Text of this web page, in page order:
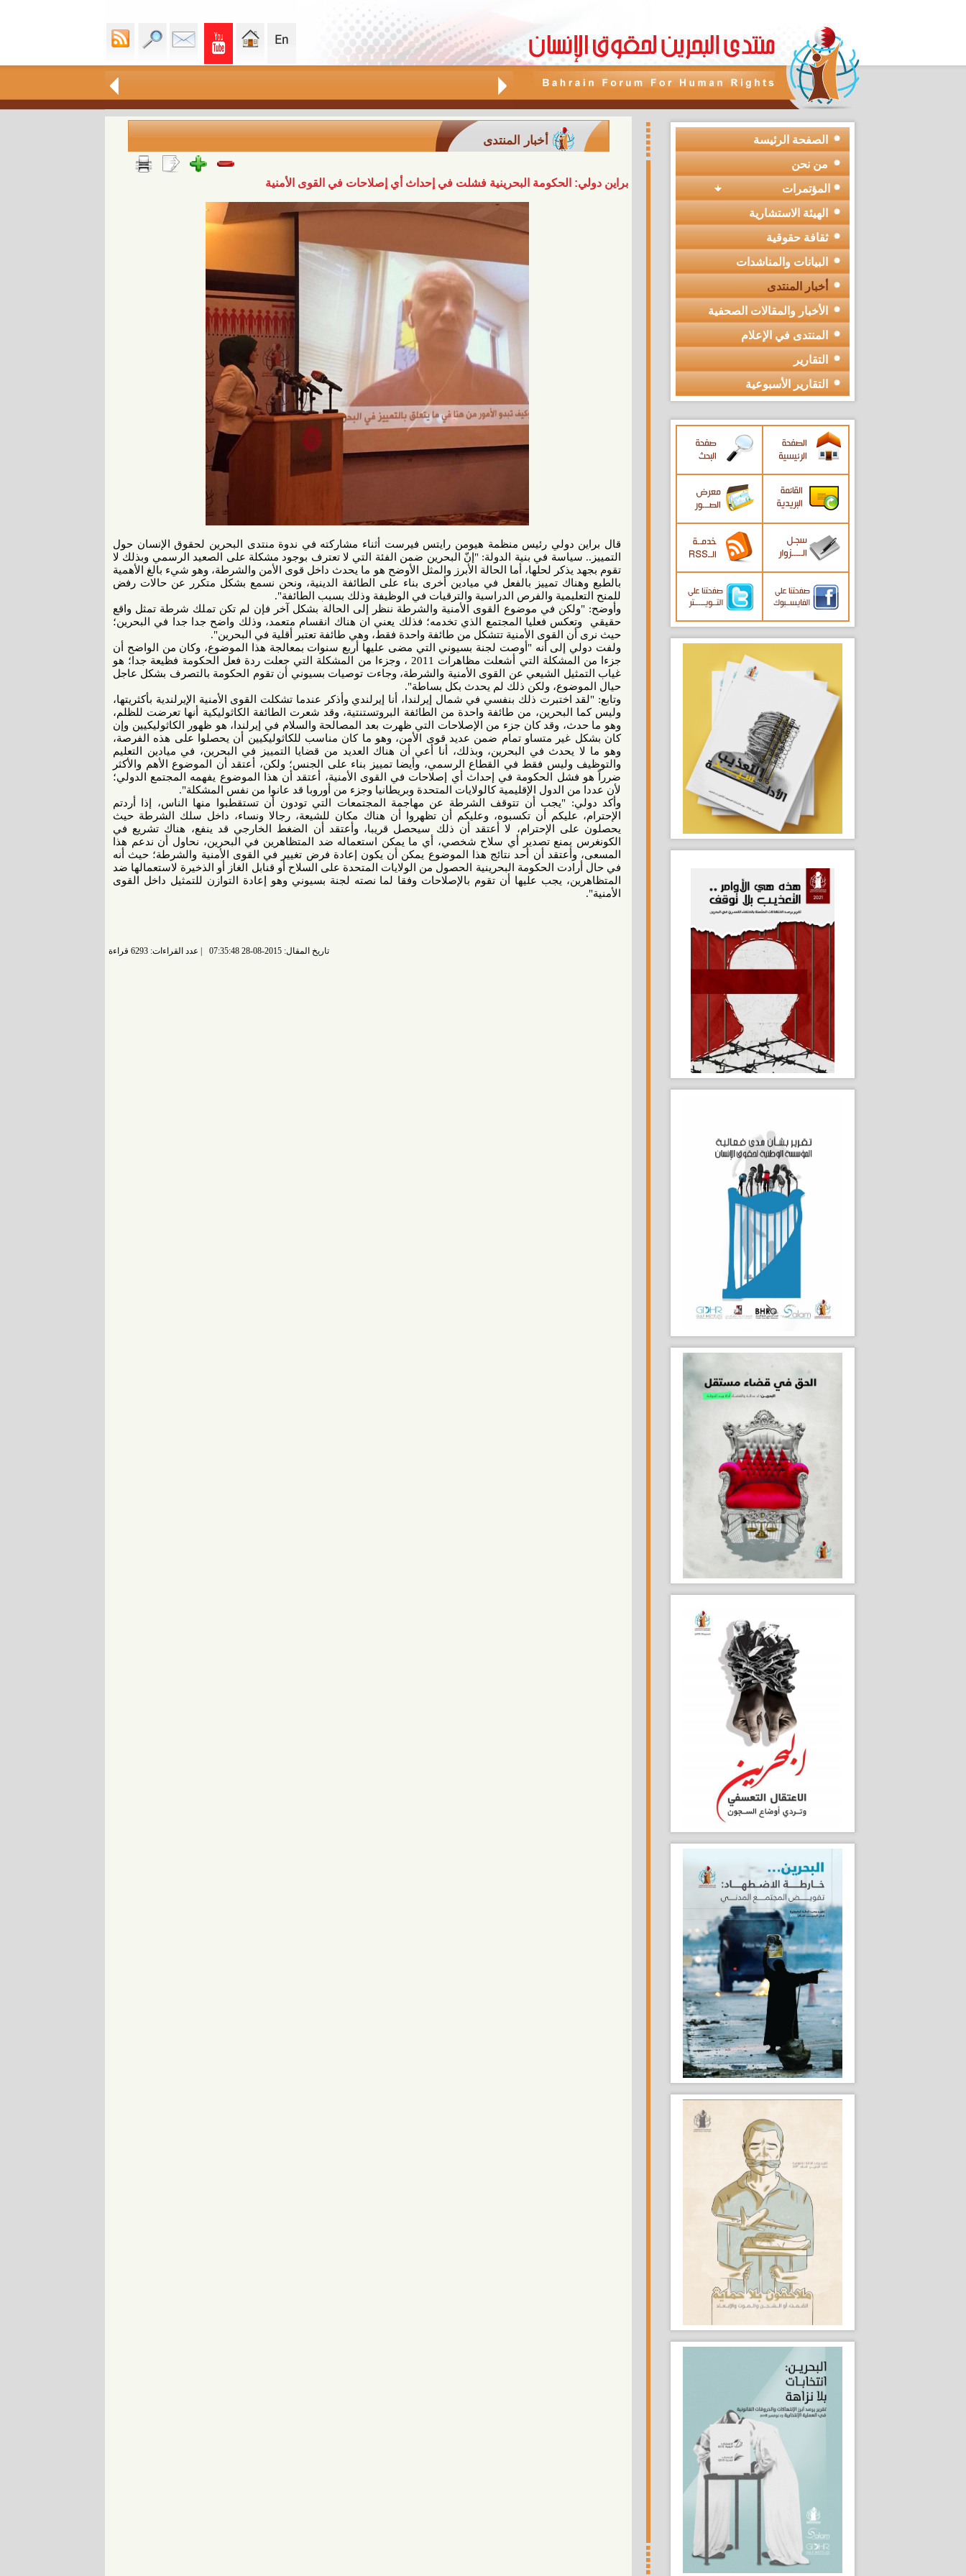
أخبار المنتدى
براين دولي: الحكومة البحرينية فشلت في إحداث أي إصلاحات في القوى الأمنية
قال براين دولي رئيس منظمة هيومن رايتس فيرست أثناء مشاركته في ندوة منتدى البحرين لحقوق الإنسان حول
التمييز.. سياسة في بنية الدولة: "إنّ البحرين ضمن الفئة التي لا تعترف بوجود مشكلة على الصعيد الرسمي وبذلك لا
تقوم بجهد يذكر لحلها، أما الحالة الأبرز والمثل الأوضح هو ما يحدث داخل قوى الأمن والشرطة، وهو شيء بالغ الأهمية
بالطبع وهناك تمييز بالفعل في ميادين أخرى بناء على الطائفة الدينية، ونحن نسمع بشكل متكرر عن حالات رفض
للمنح التعليمية والفرص الدراسية والترقيات في الوظيفة وذلك بسبب الطائفة".
وأوضح: "ولكن في موضوع القوى الأمنية والشرطة ننظر إلى الحالة بشكل آخر فإن لم تكن تملك شرطة تمثل واقع
حقيقي وتعكس فعليا المجتمع الذي تخدمه؛ فذلك يعني ان هناك انقسام متعمد، وذلك واضح جدا جدا في البحرين؛
حيث نرى أن القوى الأمنية تتشكل من طائفة واحدة فقط، وهي طائفة تعتبر أقلية في البحرين".
ولفت دولي إلى أنه "أوصت لجنة بسيوني التي مضى عليها أربع سنوات بمعالجة هذا الموضوع، وكان من الواضح أن
جزءا من المشكلة التي أشعلت مظاهرات 2011 ، وجزءا من المشكلة التي جعلت ردة فعل الحكومة فظيعة جدا؛ هو
غياب التمثيل الشيعي عن القوى الأمنية والشرطة، وجاءت توصيات بسيوني أن تقوم الحكومة بالتصرف بشكل عاجل
حيال الموضوع، ولكن ذلك لم يحدث بكل بساطة".
وتابع: "لقد اختبرت ذلك بنفسي في شمال إيرلندا، أنا إيرلندي وأذكر عندما تشكلت القوى الأمنية الإيرلندية بأكثريتها،
وليس كما البحرين، من طائفة واحدة من الطائفة البروتستنتية، وقد شعرت الطائفة الكاثوليكية أنها تعرضت للظلم،
وهو ما حدث، وقد كان جزء من الإصلاحات التي ظهرت بعد المصالحة والسلام في إيرلندا، هو ظهور الكاثوليكيين وإن
كان بشكل غير متساو تمام ضمن عديد قوى الأمن، وهو ما كان مناسب للكاثوليكيين أن يحصلوا على هذه الفرصة،
وهو ما لا يحدث في البحرين، وبذلك، أنا أعي أن هناك العديد من قضايا التمييز في البحرين، في ميادين التعليم
والتوظيف وليس فقط في القطاع الرسمي، وأيضا تمييز بناء على الجنس؛ ولكن، أعتقد أن الموضوع الأهم والأكثر
ضرراً هو فشل الحكومة في إحداث أي إصلاحات في القوى الأمنية، أعتقد أن هذا الموضوع يفهمه المجتمع الدولي؛
لأن عددا من الدول الإقليمية كالولايات المتحدة وبريطانيا وجزء من أوروبا قد عانوا من نفس المشكلة".
وأكد دولي: "يجب أن تتوقف الشرطة عن مهاجمة المجتمعات التي تودون أن تستقطبوا منها الناس، إذا أردتم
الإحترام، عليكم أن تكسبوه، وعليكم أن تظهروا أن هناك مكان للشيعة، رجالا ونساء، داخل سلك الشرطة حيث
يحصلون على الإحترام، لا أعتقد أن ذلك سيحصل قريبا، وأعتقد أن الضغط الخارجي قد ينفع، هناك تشريع في
الكونغرس يمنع تصدير أي سلاح شخصي، أي ما يمكن استعماله ضد المتظاهرين في البحرين، نحاول أن ندعم هذا
المسعى، وأعتقد أن أحد نتائج هذا الموضوع يمكن أن يكون إعادة فرض تغيير في القوى الأمنية والشرطة؛ حيث أنه
في حال أرادت الحكومة البحرينية الحصول من الولايات المتحدة على السلاح أو قنابل الغاز أو الذخيرة لاستعمالها ضد
المتظاهرين، يجب عليها أن تقوم بالإصلاحات وفقا لما نصته لجنة بسيوني وهو إعادة التوازن للتمثيل داخل القوى
الأمنية".
تاريخ المقال: 2015-08-28 07:35:48
الصفحة الرئيسة
من نحن
المؤتمرات
الهيئة الاستشارية
ثقافة حقوقية
البيانات والمناشدات
أخبار المنتدى
الأخبار والمقالات الصحفية
المنتدى في الإعلام
التقارير
التقارير الأسبوعية